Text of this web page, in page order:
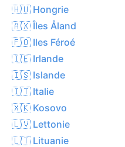
🇭🇺 Hongrie
🇦🇽 Îles Åland
🇫🇴 Iles Féroé
🇮🇪 Irlande
🇮🇸 Islande
🇮🇹 Italie
🇽🇰 Kosovo
🇱🇻 Lettonie
🇱🇹 Lituanie